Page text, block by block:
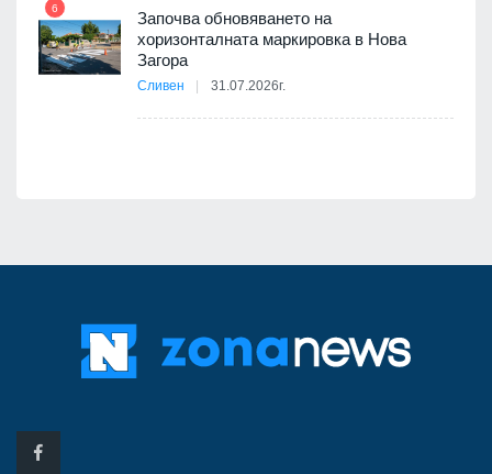
6
Започва обновяването на
хоризонталната маркировка в Нова
Загора
Сливен 31.07.2026г.